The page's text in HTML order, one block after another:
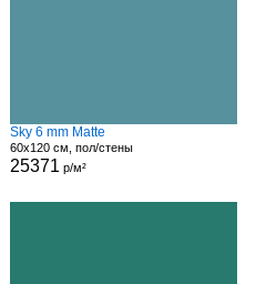
Sky 6 mm Matte
60x120 см, пол/стены
25371 р/м²